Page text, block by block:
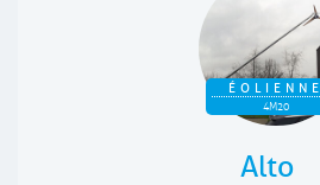
ÉOLIENNE
4M20
Alto